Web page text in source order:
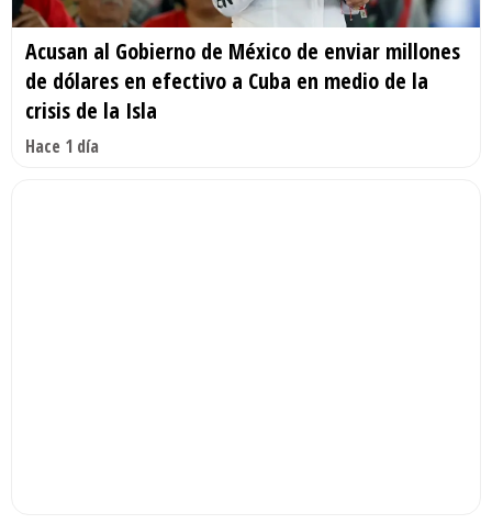
Acusan al Gobierno de México de enviar millones
de dólares en efectivo a Cuba en medio de la
crisis de la Isla
Hace 1 día